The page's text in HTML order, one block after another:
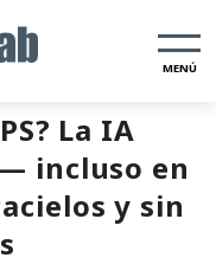
MENÚ
La IA
incluso en
y sin